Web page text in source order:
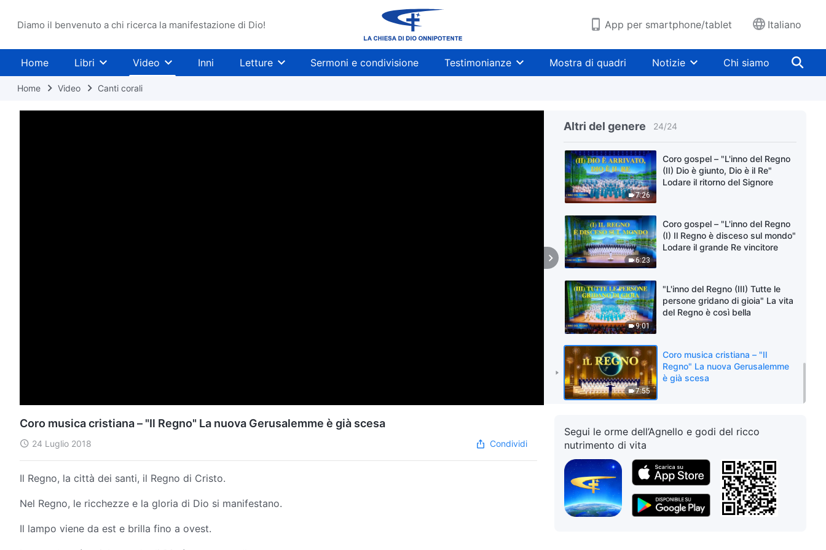
Diamo il benvenuto a chi ricerca la manifestazione di Dio! App per smartphone/tablet Italiano
Home Libri Video Inni Letture Sermoni e condivisione Testimonianze Mostra di quadri Notizie Chi siamo
Home Video Canti corali
Altri del genere 24/24
Coro cristiano – "Dio è apparso
gloria"
5:19
7:26
Coro gospel – "L'inno del Regno
(II) Dio è giunto, Dio è il Re"
Lodare il ritorno del Signore
6:23
Coro gospel – "L'inno del Regno
(I) Il Regno è disceso sul mondo"
Lodare il grande Re vincitore
9:01
"L'inno del Regno (III) Tutte le
persone gridano di gioia" La vita
del Regno è così bella
7:55
Coro musica cristiana – "Il
Regno" La nuova Gerusalemme
è già scesa
Coro musica cristiana – "Il Regno" La nuova Gerusalemme è già scesa
24 Luglio 2018 Condividi
Il Regno, la città dei santi, il Regno di Cristo.
Nel Regno, le ricchezze e la gloria di Dio si manifestano.
Il lampo viene da est e brilla fino a ovest.
Segui le orme dell’Agnello e godi del ricco
nutrimento di vita